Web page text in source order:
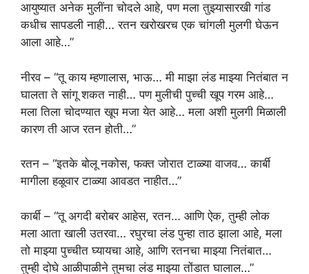
आयुष्यात अनेक मुलींना चोदले आहे, पण मला तुझ्यासारखी गांड
कधीच सापडली नाही… रतन खरोखरच एक चांगली मुलगी घेऊन
आला आहे…”
नीरव – “तू काय म्हणालास, भाऊ… मी माझा लंड माझ्या नितंबात न
घालता ते सांगू शकत नाही… पण मुलीची पुच्ची खूप गरम आहे…
मला तिला चोदण्यात खूप मजा येत आहे… मला अशी मुलगी मिळाली
कारण ती आज रतन होती…”
रतन – “इतके बोलू नकोस, फक्त जोरात टाळ्या वाजव… कार्बी
मागीला हळूवार टाळ्या आवडत नाहीत…”
कार्बी – “तू अगदी बरोबर आहेस, रतन… आणि ऐक, तुम्ही लोक
मला आता खाली उतरवा… रघुरचा लंड पुन्हा ताठ झाला आहे, मला
तो माझ्या पुच्चीत घ्यायचा आहे, आणि रतनचा माझ्या नितंबात…
तुम्ही दोघे आळीपाळीने तुमचा लंड माझ्या तोंडात घालाल…”